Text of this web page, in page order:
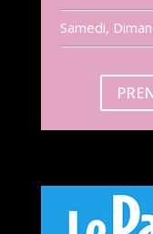
Samedi,